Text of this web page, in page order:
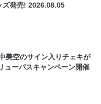
ズ発売!2026.08.05
美空のサイン入りチェキが
ューパスキャンペーン開催